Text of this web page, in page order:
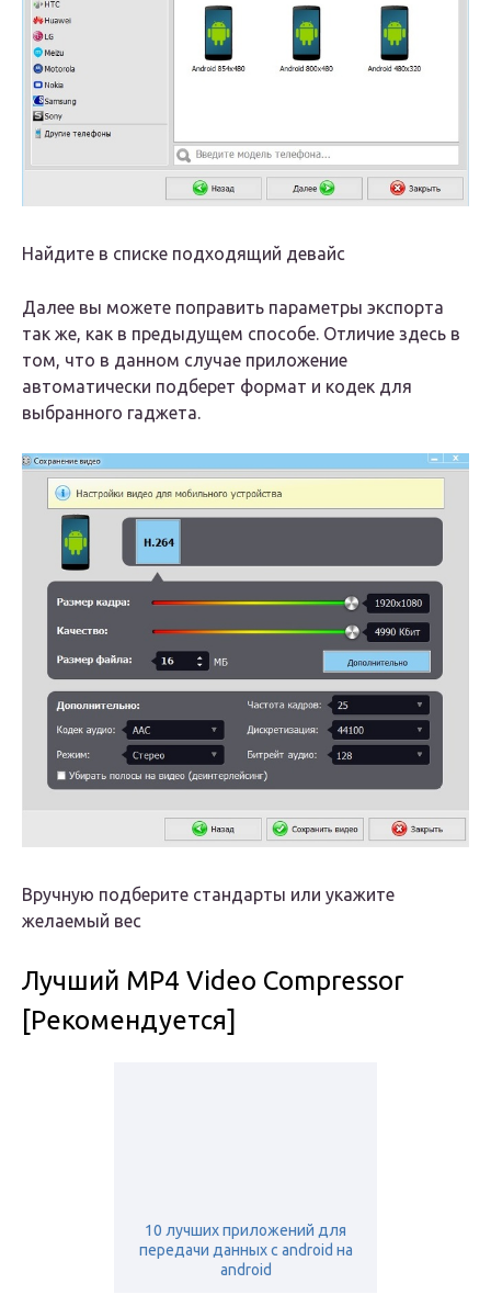
Найдите в списке подходящий девайс
Далее вы можете поправить параметры экспорта
так же, как в предыдущем способе. Отличие здесь в
том, что в данном случае приложение
автоматически подберет формат и кодек для
выбранного гаджета.
Вручную подберите стандарты или укажите
желаемый вес
Лучший MP4 Video Compressor
[Рекомендуется]
10 лучших приложений для
передачи данных с android на
android